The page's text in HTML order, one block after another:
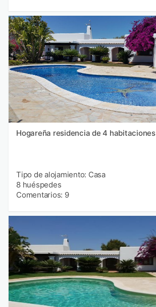
Hogareña residencia de 4 habitaciones
Tipo de alojamiento: Casa
8 huéspedes
Comentarios: 9